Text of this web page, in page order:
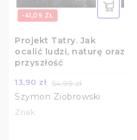
-41,09 ZŁ
Projekt Tatry. Jak
ocalić ludzi, naturę oraz
przyszłość
13,90 zł 54,99 zł
Szymon Ziobrowski
Znak